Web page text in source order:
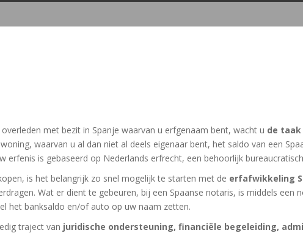
met bezit in Spanje waarvan u erfgenaam bent, wacht u de
waarvan u al dan niet al deels eigenaar bent, het saldo van een
erfenis is gebaseerd op Nederlands erfrecht, een behoorlijk
is het belangrijk zo snel mogelijk te starten met de erfafwikkeling
Wat er dient te gebeuren, bij een Spaanse notaris, is middels een
het banksaldo en/of auto op uw naam zetten.
traject van juridische ondersteuning, financiële begeleiding,